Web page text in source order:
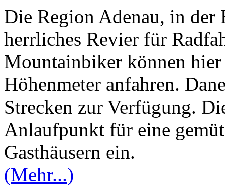
Die Region Adenau, in der
herrliches Revier für
Mountainbiker können
Höhenmeter anfahren.
Strecken zur Verfügung.
Anlaufpunkt für eine
Gasthäusern ein.
(Mehr...)